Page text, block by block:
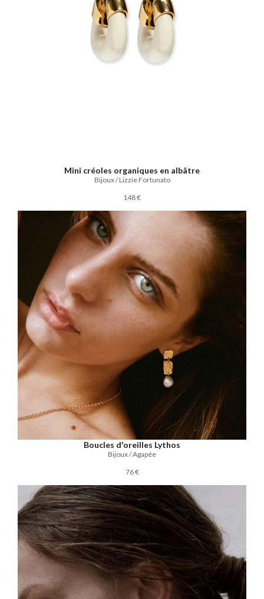
Mini créoles organiques en albâtre
Bijoux / Lizzie Fortunato
148 €
Boucles d'oreilles Lythos
Bijoux / Agapée
76 €